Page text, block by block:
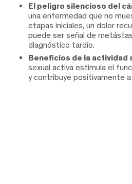
El peligro silencioso del
una enfermedad que no
etapas iniciales, un dolor
puede ser señal de
diagnóstico tardío.
Beneficios de la actividad
sexual activa estimula el
y contribuye positivamente